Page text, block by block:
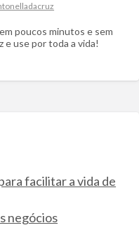
poucos minutos e sem
e use por toda a vida!
facilitar a vida de
negócios